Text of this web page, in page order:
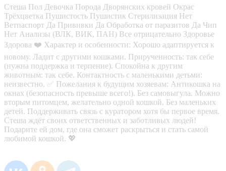
Стеша Пол Девочка Порода Дворянских кровей Окрас
Трёхцветка Пушистость Пушистик Стерилизация Нет
Ветпаспорт Да Прививки Да Обработка от паразитов Да Чип
Нет Анализы (ВЛК, ВИК, ПАН) Все отрицательно Здоровье
Здорова ❤️ Характер и особенности: Хорошо адаптируется к
новому. Ладит с другими кошками. Прирученность: так себе
(нужна поддержка и терпение). Спокойна к другим
животным: так себе. Контактность с маленькими детьми:
неизвестно. ✅ Пожелания к будущим хозяевам: Антикошка на
окнах (безопасность превыше всего!). Без самовыгула. Можно
вторым питомцем, желательно одной кошкой. Без маленьких
детей. Поддерживать связь с куратором хотя бы первое время.
Стеша ждёт своих ответственных и заботливых людей!
Подарите ей дом, где она сможет раскрыться и стать самой
любимой кошкой. 💖